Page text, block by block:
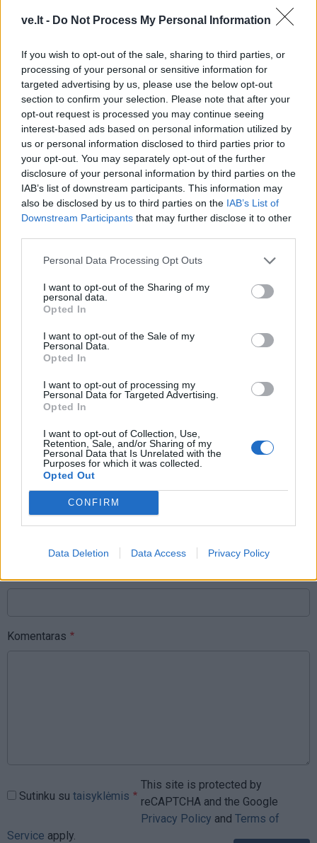
ve.lt - Do Not Process My Personal Information
If you wish to opt-out of the sale, sharing to third parties, or
processing of your personal or sensitive information for
targeted advertising by us, please use the below opt-out
section to confirm your selection. Please note that after your
opt-out request is processed you may continue seeing
interest-based ads based on personal information utilized by
us or personal information disclosed to third parties prior to
your opt-out. You may separately opt-out of the further
disclosure of your personal information by third parties on the
IAB’s list of downstream participants. This information may
also be disclosed by us to third parties on the IAB’s List of
Downstream Participants that may further disclose it to other
Personal Data Processing Opt Outs
I want to opt-out of the Sharing of my
personal data.
Opted In
I want to opt-out of the Sale of my
Personal Data.
Opted In
I want to opt-out of processing my
Personal Data for Targeted Advertising.
Opted In
I want to opt-out of Collection, Use,
Retention, Sale, and/or Sharing of my
Personal Data that Is Unrelated with the
Purposes for which it was collected.
Opted Out
CONFIRM
Data Deletion Data Access Privacy Policy
Į Klaipėdą iš emigracijos
grįžusi Karina Kučinskienė
norą
Jūros šventę anksčiau
užtenka
Šiuo metu skaitomiausi
Kam reikalingas trečiasis skalbimo
mašinos skyrelis: daugelis jį
sumaišo
Nemalonus kvapas šaldytuve dings
be chemijos: ką įdėti į vidų
Šiais mėnesiais gimę žmonės yra
Komentarai
Komentaras
Sutinku su taisyklėmis
This site is protected by
reCAPTCHA and the Google
Privacy Policy and Terms of
Service apply.